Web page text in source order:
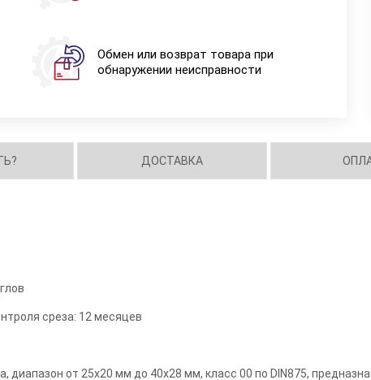
Обмен или возврат товара при
обнаружении неисправности
ДОСТАВКА
среза: 12 месяцев
диапазон от 25х20 мм до 40х28 мм, класс 00 по DIN875,